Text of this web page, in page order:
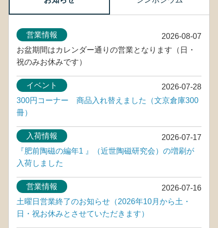
2026-08-07
営業情報
お盆期間はカレンダー通りの営業となります（日・
祝のみお休みです）
2026-07-28
イベント
300円コーナー 商品入れ替えました（文京倉庫300
冊）
2026-07-17
入荷情報
『肥前陶磁の編年1 』（近世陶磁研究会）の増刷が
入荷しました
2026-07-16
営業情報
土曜日営業終了のお知らせ（2026年10月から土・
日・祝お休みとさせていただきます）